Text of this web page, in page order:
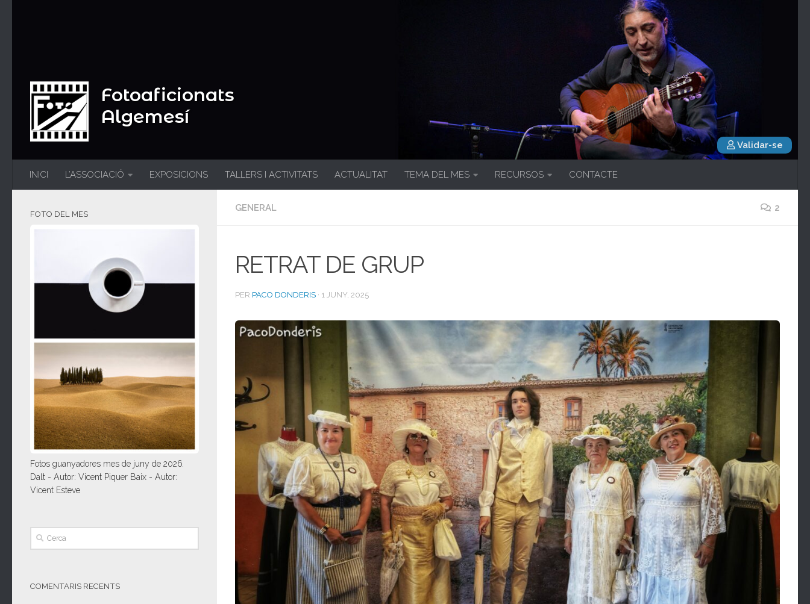
Validar-se
Fotoaficionats
Algemesí
INICI L’ASSOCIACIÓ EXPOSICIONS TALLERS I ACTIVITATS ACTUALITAT TEMA DEL MES RECURSOS CONTACTE
GENERAL 2
RETRAT DE GRUP
PER PACO DONDERIS · 1 JUNY, 2025
FOTO DEL MES
Fotos guanyadores mes de juny de 2026.
Dalt - Autor: Vicent Piquer Baix - Autor:
Vicent Esteve
COMENTARIS RECENTS